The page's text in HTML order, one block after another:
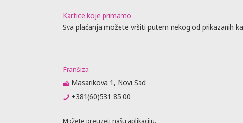
Kartice koje primamo
Sva plaćanja možete vršiti putem nekog od prikazanih
Franšiza
Masarikova 1, Novi Sad
+381(60)531 85 00
Možete preuzeti našu aplikaciju.